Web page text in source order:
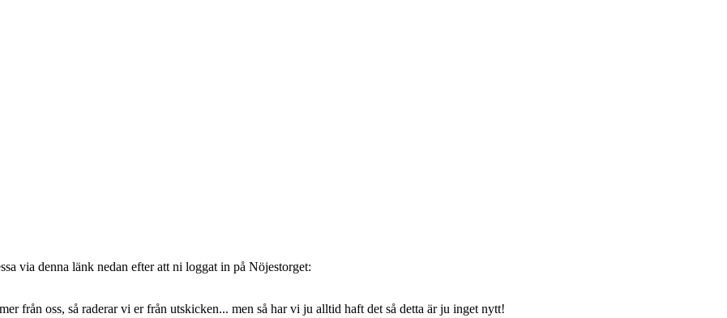
via denna länk nedan efter att ni loggat in på Nöjestorget:
från oss, så raderar vi er från utskicken... men så har vi ju alltid haft det så detta är ju inget nytt!